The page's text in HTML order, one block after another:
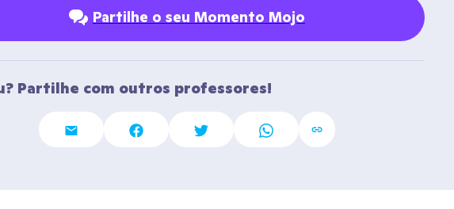
Partilhe o seu Momento Mojo
Partilhe com outros professores!